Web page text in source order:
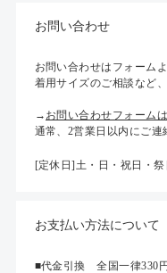
お問い合わせ
お問い合わせはフォーム
着用サイズのご相談など
→ お問い合わせフォーム
通常、2営業日以内にご連
[定休日]土・日・祝日・祭
お支払い方法について
■代金引換 全国一律330